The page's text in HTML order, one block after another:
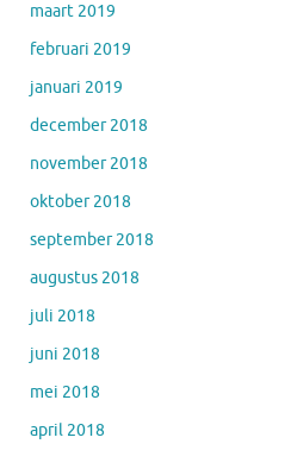
maart 2019
februari 2019
januari 2019
december 2018
november 2018
oktober 2018
september 2018
augustus 2018
juli 2018
juni 2018
mei 2018
april 2018